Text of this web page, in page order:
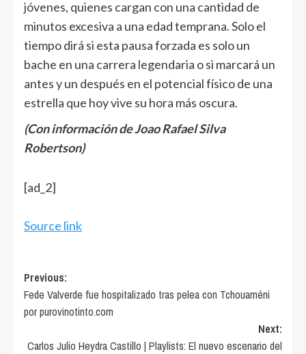
jóvenes, quienes cargan con una cantidad de
minutos excesiva a una edad temprana. Solo el
tiempo dirá si esta pausa forzada es solo un
bache en una carrera legendaria o si marcará un
antes y un después en el potencial físico de una
estrella que hoy vive su hora más oscura.
(Con información de Joao Rafael Silva
Robertson)
Navegación
entradas
[ad_2]
Source link
Post
navigation
Previous:
Fede Valverde fue hospitalizado tras pelea con Tchouaméni
por purovinotinto.com
Next:
Carlos Julio Heydra Castillo | Playlists: El nuevo escenario del